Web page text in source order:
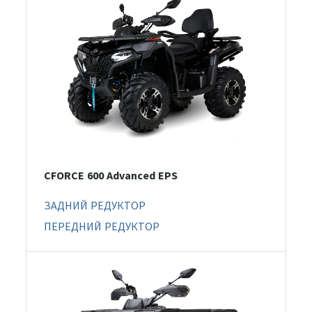
CFORCE 600 Advanced EPS
ЗАДНИЙ РЕДУКТОР
ПЕРЕДНИЙ РЕДУКТОР